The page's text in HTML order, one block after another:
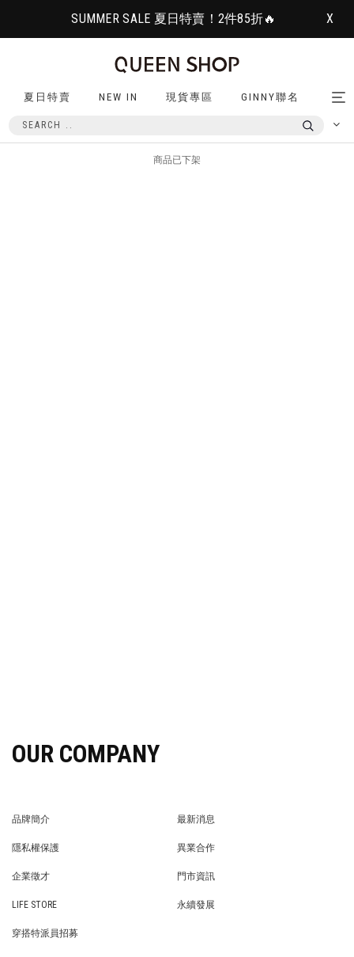
SUMMER SALE 夏日特賣！2件85折🔥 X
夏日特賣 NEW IN 現貨專區 GINNY聯名
商品已下架
OUR COMPANY
品牌簡介
最新消息
隱私權保護
異業合作
企業徵才
門市資訊
LIFE STORE
永續發展
穿搭特派員招募